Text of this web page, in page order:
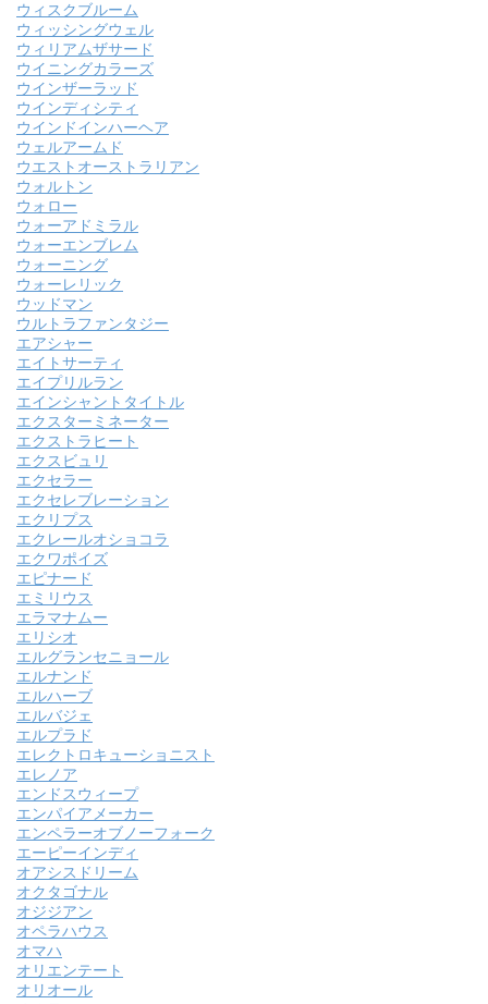
ウィスクブルーム
ウィッシングウェル
ウィリアムザサード
ウイニングカラーズ
ウインザーラッド
ウインディシティ
ウインドインハーヘア
ウェルアームド
ウエストオーストラリアン
ウォルトン
ウォロー
ウォーアドミラル
ウォーエンブレム
ウォーニング
ウォーレリック
ウッドマン
ウルトラファンタジー
エアシャー
エイトサーティ
エイプリルラン
エインシャントタイトル
エクスターミネーター
エクストラヒート
エクスビュリ
エクセラー
エクセレブレーション
エクリプス
エクレールオショコラ
エクワポイズ
エピナード
エミリウス
エラマナムー
エリシオ
エルグランセニョール
エルナンド
エルハーブ
エルバジェ
エルプラド
エレクトロキューショニスト
エレノア
エンドスウィープ
エンパイアメーカー
エンペラーオブノーフォーク
エーピーインディ
オアシスドリーム
オクタゴナル
オジジアン
オペラハウス
オマハ
オリエンテート
オリオール